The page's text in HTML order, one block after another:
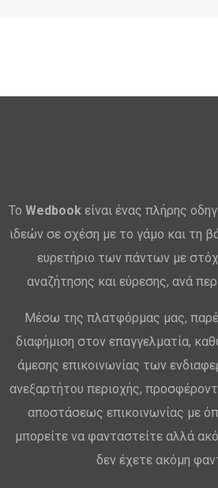
Το Wedbook είναι ένας πλήρης
ιδεών σε σχέση με το γάμο και τη
ευρετήριο των πάντων με
αναζήτησης και εύρεσης, ανά
Μέσω της πλατφόρμας μας,
διαφήμιση στον επαγγελματία,
άμεσης επικοινωνίας των
ανεξαρτήτου περιοχής,
αποστάσεως επικοινωνίας με
μπορείτε να φανταστείτε αλλά
δεν έχετε ακόμη